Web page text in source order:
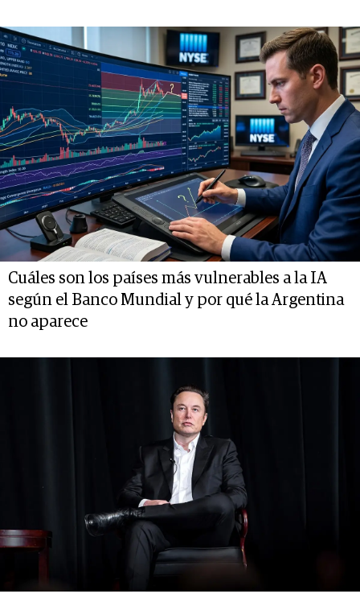
Cuáles son los países más vulnerables a la IA
según el Banco Mundial y por qué la Argentina
no aparece